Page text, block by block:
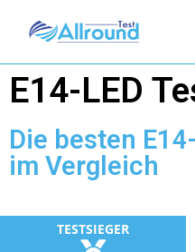
E14-LED
Die besten
im Vergleich
TESTSIEGER